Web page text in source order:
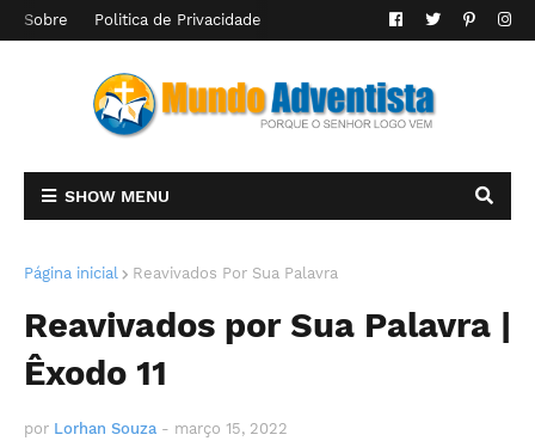
Sobre Politica de Privacidade
SHOW MENU
Página inicial Reavivados Por Sua Palavra
Reavivados por Sua Palavra |
Êxodo 11
por Lorhan Souza - março 15, 2022